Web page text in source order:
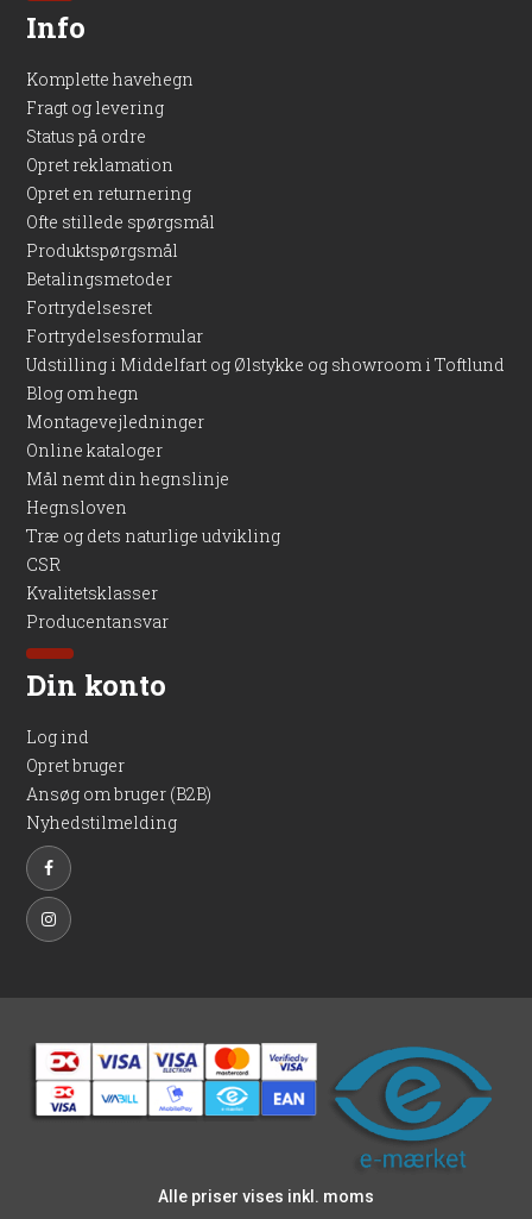
Info
Komplette havehegn
Fragt og levering
Status på ordre
Opret reklamation
Opret en returnering
Ofte stillede spørgsmål
Produktspørgsmål
Betalingsmetoder
Fortrydelsesret
Fortrydelsesformular
Udstilling i Middelfart og Ølstykke og showroom i Toftlund
Blog om hegn
Montagevejledninger
Online kataloger
Mål nemt din hegnslinje
Hegnsloven
Træ og dets naturlige udvikling
CSR
Kvalitetsklasser
Producentansvar
Din konto
Log ind
Opret bruger
Ansøg om bruger (B2B)
Nyhedstilmelding
Alle priser vises inkl. moms